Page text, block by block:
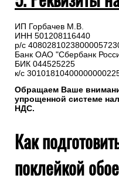
ИП Горбачев М.В.
ИНН 501208116440
р/с
Банк ОАО "Сбербанк
БИК 044525225
к/с
Обращаем Ваше
упрощенной системе
НДС.
Как
поклейкой